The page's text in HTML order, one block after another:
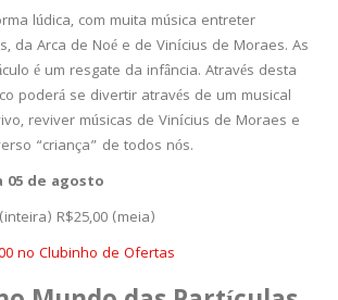
lúdica, com muita música entreter
da Arca de Noé e de Vinícius de Moraes. As
é um resgate da infância. Através desta
poderá se divertir através de um musical
reviver músicas de Vinícius de Moraes e
“criança” de todos nós.
05 de agosto
R$25,00 (meia)
no Clubinho de Ofertas